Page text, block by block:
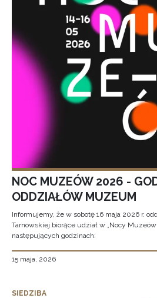
NOC MUZEÓW 2026 -
ODDZIAŁÓW MUZEUM
Informujemy, że w sobotę 16 maja 2026 r.
Tarnowskiej biorące udział w „Nocy
następujących godzinach:
15 maja, 2026
SIEDZIBA